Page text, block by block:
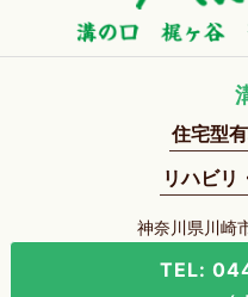
住宅型
リハビリ
神奈川県川崎
TEL: